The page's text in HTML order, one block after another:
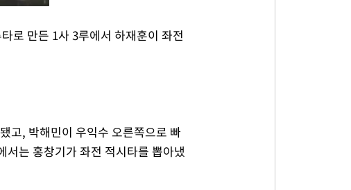
로 만든 1사 3루에서 하재훈이 좌전
고, 박해민이 우익수 오른쪽으로 빠
서는 홍창기가 좌전 적시타를 뽑아냈